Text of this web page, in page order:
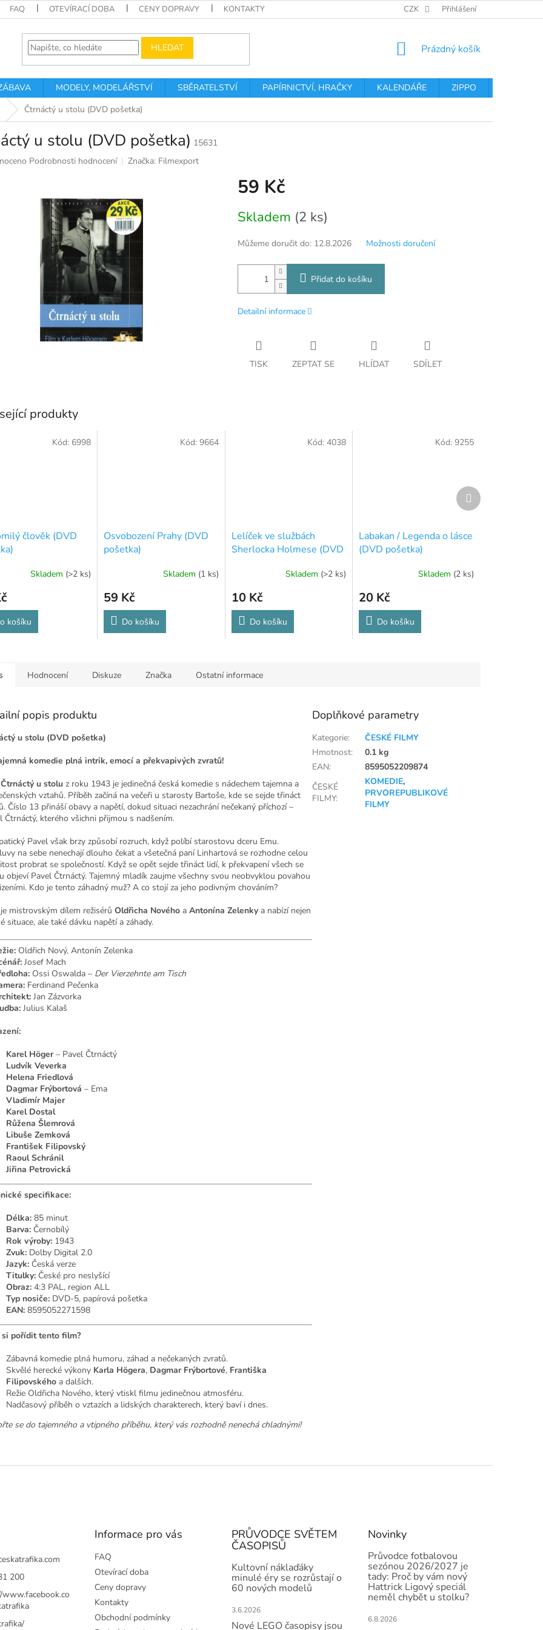
FAQ OTEVÍRACÍ DOBA CENY DOPRAVY KONTAKTY PODMÍNKY OCHRANY OSOBNÍCH
CZK Přihlášení
HLEDAT
NÁKUPNÍ
Prázdný košík
MODELY, MODELÁŘSTVÍ SBĚRATELSTVÍ PAPÍRNICTVÍ, HRAČKY KALENDÁŘE ZIPPO
Čtrnáctý u stolu (DVD pošetka)
u stolu (DVD pošetka) 15631
Podrobnosti hodnocení Značka: Filmexport
59 Kč
cena:
Skladem (2 ks)
Můžeme doručit do: 12.8.2026 Možnosti doručení
Přidat do košíku
Detailní informace
TISK ZEPTAT SE HLÍDAT SDÍLET
produkty
člověk (DVD
Skladem (>2 ks)
košíku
Kód: 6998
Osvobození Prahy (DVD
pošetka)
Skladem (1 ks)
59 Kč
Do košíku
Kód: 9664
Lelíček ve službách
Sherlocka Holmese (DVD
Skladem (>2 ks)
10 Kč
Do košíku
Kód:4038
Labakan / Legenda o lásce
(DVD pošetka)
Skladem (2 ks)
20 Kč
Do košíku
Kód: 9255
Další
produkt
Hodnocení Diskuze Značka Ostatní informace
popis produktu
u stolu (DVD pošetka)
komedie plná intrik, emocí a překvapivých zvratů!
Čtrnáctý u stolu z roku 1943 je jedinečná česká komedie s nádechem tajemna a
vztahů. Příběh začíná na večeři u starosty Bartoše, kde se sejde třináct
Číslo 13 přináší obavy a napětí, dokud situaci nezachrání nečekaný příchozí –
Čtrnáctý, kterého všichni přijmou s nadšením.
Pavel však brzy způsobí rozruch, když políbí starostovu dceru Emu.
na sebe nenechají dlouho čekat a všetečná paní Linhartová se rozhodne celou
probrat se společností. Když se opět sejde třináct lidí, k překvapení všech se
objeví Pavel Čtrnáctý. Tajemný mladík zaujme všechny svou neobvyklou povahou
Kdo je tento záhadný muž? A co stojí za jeho podivným chováním?
mistrovským dílem režisérů Oldřicha Nového a Antonína Zelenky a nabízí nejen
situace, ale také dávku napětí a záhady.
Oldřich Nový, Antonín Zelenka
Josef Mach
Ossi Oswalda – Der Vierzehnte am Tisch
Ferdinand Pečenka
Jan Zázvorka
Julius Kalaš
Karel Höger– Pavel Čtrnáctý
Ludvík Veverka
Helena Friedlová
Dagmar Frýbortová – Ema
Vladimír Majer
Karel Dostal
Růžena Šlemrová
Libuše Zemková
František Filipovský
Raoul Schránil
Jiřina Petrovická
specifikace:
Délka: 85 minut
Barva: Černobílý
Rok výroby: 1943
Zvuk: Dolby Digital 2.0
Jazyk: Česká verze
Titulky: České pro neslyšící
Obraz: 4:3 PAL, region ALL
Typ nosiče: DVD-5, papírová pošetka
EAN: 8595052271598
si pořídit tento film?
Zábavná komedie plná humoru, záhad a nečekaných zvratů.
Skvělé herecké výkony Karla Högera, Dagmar Frýbortové, Františka
Filipovského a dalších.
Režie Oldřicha Nového, který vtiskl filmu jedinečnou atmosféru.
Nadčasový příběh o vztazích a lidských charakterech, který baví i dnes.
se do tajemného a vtipného příběhu, který vás rozhodně nenechá chladnými!
Doplňkové parametry
Kategorie:
ČESKÉ FILMY
Hmotnost:
0.1 kg
EAN:
8595052209874
ČESKÉ
FILMY:
KOMEDIE,
PRVOREPUBLIKOVÉ
FILMY
200
Informace pro vás
FAQ
Otevírací doba
Ceny dopravy
Kontakty
Obchodní podmínky
PRŮVODCE SVĚTEM
ČASOPISŮ
Kultovní náklaďáky
minulé éry se rozrůstají o
60 nových modelů
3.6.2026
Nové LEGO časopisy jsou
Novinky
Průvodce fotbalovou
sezónou 2026/2027 je
tady: Proč by vám nový
Hattrick Ligový speciál
neměl chybět u stolku?
6.8.2026